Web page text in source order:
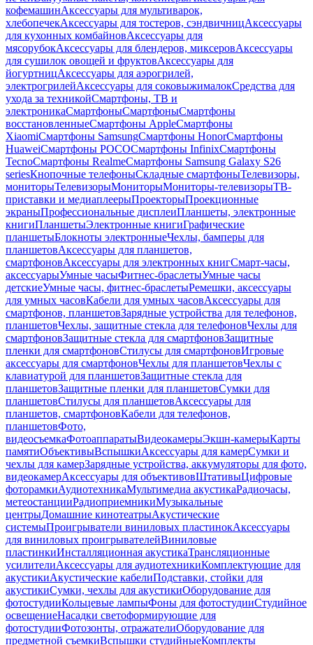
кофемашинАксессуары для мультиварок,
хлебопечекАксессуары для тостеров, сэндвичницАксессуары
для кухонных комбайновАксессуары для
мясорубокАксессуары для блендеров, миксеровАксессуары
для сушилок овощей и фруктовАксессуары для
йогуртницАксессуары для аэрогрилей,
электрогрилейАксессуары для соковыжималокСредства для
ухода за техникойСмартфоны, ТВ и
электроникаСмартфоныСмартфоныСмартфоны
восстановленныеСмартфоны AppleСмартфоны
XiaomiСмартфоны SamsungСмартфоны HonorСмартфоны
HuaweiСмартфоны POCOСмартфоны InfinixСмартфоны
TecnoСмартфоны RealmeСмартфоны Samsung Galaxy S26
seriesКнопочные телефоныСкладные смартфоныТелевизоры,
мониторыТелевизорыМониторыМониторы-телевизорыТВ-
приставки и медиаплеерыПроекторыПроекционные
экраныПрофессиональные дисплеиПланшеты, электронные
книгиПланшетыЭлектронные книгиГрафические
планшетыБлокноты электронныеЧехлы, бамперы для
планшетовАксессуары для планшетов,
смартфоновАксессуары для электронных книгСмарт-часы,
аксессуарыУмные часыФитнес-браслетыУмные часы
детскиеУмные часы, фитнес-браслетыРемешки, аксессуары
для умных часовКабели для умных часовАксессуары для
смартфонов, планшетовЗарядные устройства для телефонов,
планшетовЧехлы, защитные стекла для телефоновЧехлы для
смартфоновЗащитные стекла для смартфоновЗащитные
пленки для смартфоновСтилусы для смартфоновИгровые
аксессуары для смартфоновЧехлы для планшетовЧехлы с
клавиатурой для планшетовЗащитные стекла для
планшетовЗащитные пленки для планшетовСумки для
планшетовСтилусы для планшетовАксессуары для
планшетов, смартфоновКабели для телефонов,
планшетовФото,
видеосъемкаФотоаппаратыВидеокамерыЭкшн-камерыКарты
памятиОбъективыВспышкиАксессуары для камерСумки и
чехлы для камерЗарядные устройства, аккумуляторы для фото,
видеокамерАксессуары для объективовШтативыЦифровые
фоторамкиАудиотехникаМультимедиа акустикаРадиочасы,
метеостанцииРадиоприемникиМузыкальные
центрыДомашние кинотеатрыАкустические
системыПроигрыватели виниловых пластинокАксессуары
для виниловых проигрывателейВиниловые
пластинкиИнсталляционная акустикаТрансляционные
усилителиАксессуары для аудиотехникиКомплектующие для
акустикиАкустические кабелиПодставки, стойки для
акустикиСумки, чехлы для акустикиОборудование для
фотостудииКольцевые лампыФоны для фотостудииСтудийное
освещениеНасадки светоформирующие для
фотостудииФотозонты, отражателиОборудование для
предметной съемкиВспышки студийныеКомплекты